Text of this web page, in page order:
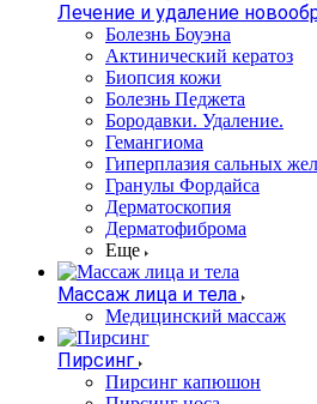
Лечение и удаление
Болезнь Боуэна
Актинический кератоз
Биопсия кожи
Болезнь Педжета
Бородавки. Удаление.
Гемангиома
Гиперплазия сальных
Гранулы Фордайса
Дерматоскопия
Дерматофиброма
Еще
Массаж лица и тела
Медицинский массаж
Пирсинг
Пирсинг капюшон